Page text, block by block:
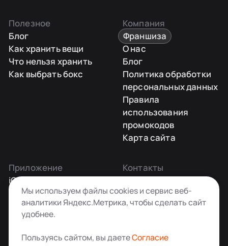
Полезное
Блог
Как хранить вещи
Что нельзя хранить
Как выбрать бокс
Компания
Франшиза
О нас
Блог
Политика обработки
персональных данных
Правила
использования
промокодов
Карта сайта
Приложение
iOS
Android
Контакты
Заказать звонок
+7 495 181-55-45
info@kladovkin.ru
Мы используем файлы cookies и сервис веб-
аналитики Яндекс.Метрика, чтобы сделать сайт
удобнее.
Пользуясь сайтом, вы даетеСогласие